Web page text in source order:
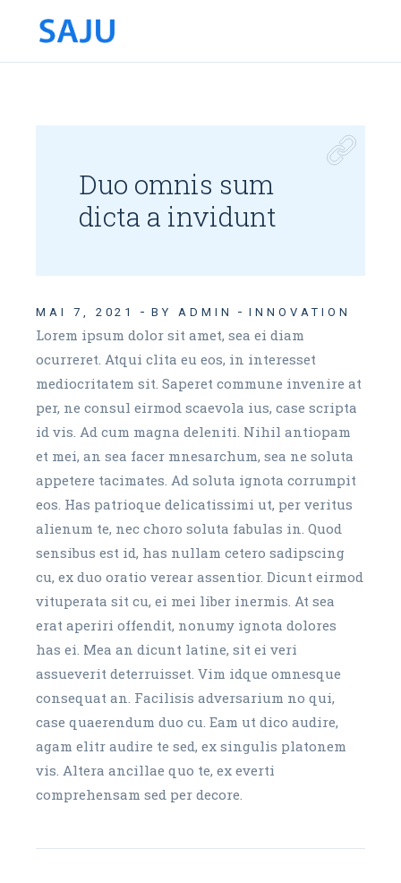
Duo omnis sum
dicta a invidunt
MAI 7, 2021 BY ADMIN INNOVATION
Lorem ipsum dolor sit amet, sea ei diam
ocurreret. Atqui clita eu eos, in interesset
mediocritatem sit. Saperet commune invenire at
per, ne consul eirmod scaevola ius, case scripta
id vis. Ad cum magna deleniti. Nihil antiopam
et mei, an sea facer mnesarchum, sea ne soluta
appetere tacimates. Ad soluta ignota corrumpit
eos. Has patrioque delicatissimi ut, per veritus
alienum te, nec choro soluta fabulas in. Quod
sensibus est id, has nullam cetero sadipscing
cu, ex duo oratio verear assentior. Dicunt eirmod
vituperata sit cu, ei mei liber inermis. At sea
erat aperiri offendit, nonumy ignota dolores
has ei. Mea an dicunt latine, sit ei veri
assueverit deterruisset. Vim idque omnesque
consequat an. Facilisis adversarium no qui,
case quaerendum duo cu. Eam ut dico audire,
agam elitr audire te sed, ex singulis platonem
vis. Altera ancillae quo te, ex everti
comprehensam sed per decore.